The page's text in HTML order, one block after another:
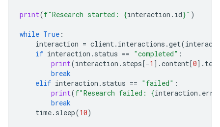
print(f"Research started: {interaction . id}" )
while True :
interaction = client. interactions .get(
if interaction . status == "completed" :
print(interaction . steps[-1 ] .content[0] . text
break
elif interaction . status == "failed" :
print(f"Research failed: {interaction .
break
time. sleep(10)